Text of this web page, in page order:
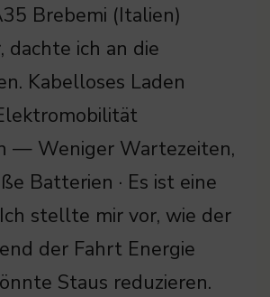
Brebemi (Italien)
ich an die
Kabelloses Laden
— Weniger Wartezeiten,
Batterien · Es ist eine
stellte mir vor, wie der
der Fahrt Energie
Staus reduzieren.